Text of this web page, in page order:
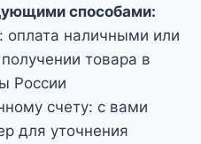
способами:
наличными или
товара в
России
счету: с вами
для уточнения